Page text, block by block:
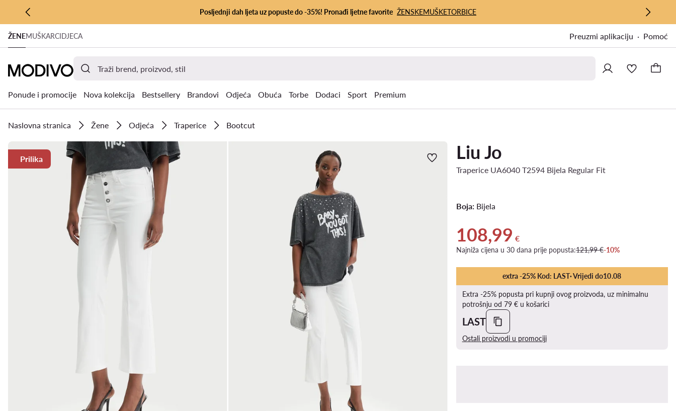
PRIJEĐI NA GLAVNI SADRŽAJ
PRIJEĐI NA PRETRAŽIVANJE
Posljednji dah ljeta uz popuste do -35%! Pronađi ljetne favorite ŽENSKEMUŠKETORBICE
ŽENEMUŠKARCIDJECA Preuzmi aplikaciju Pomoć
Ponude i promocije Nova kolekcija Bestsellery Brandovi Odjeća Obuća Torbe Dodaci Sport Premium
Naslovna stranica Žene Odjeća Traperice Bootcut
Prilika Liu Jo
Traperice UA6040 T2594 Bijela Regular Fit
Boja:Bijela
Trenutna cijena 108,99 €
108,99 €
Najniža cijena u 30 dana prije popusta:121,99 €-10%
extra -25% Kod: LAST· Vrijedi do10.08
Extra -25% popusta pri kupnji ovog proizvoda, uz minimalnu
potrošnju od 79 € u košarici
LAST
Ostali proizvodi u promociji